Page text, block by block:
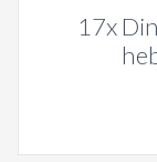
17x